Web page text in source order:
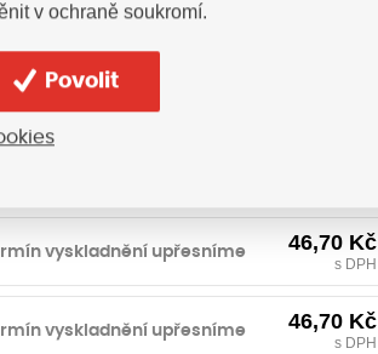
vyskladnění upřesníme
vyskladnění upřesníme 46,70 Kč
s DPH
vyskladnění upřesníme 46,70 Kč
s DPH
v ochraně soukromí.
Povolit